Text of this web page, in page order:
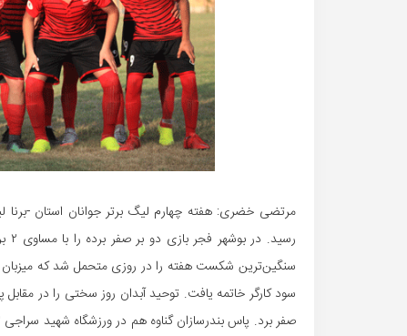
مرتضی خضری: هفته چهارم لیگ برتر جوانان استان -برنا